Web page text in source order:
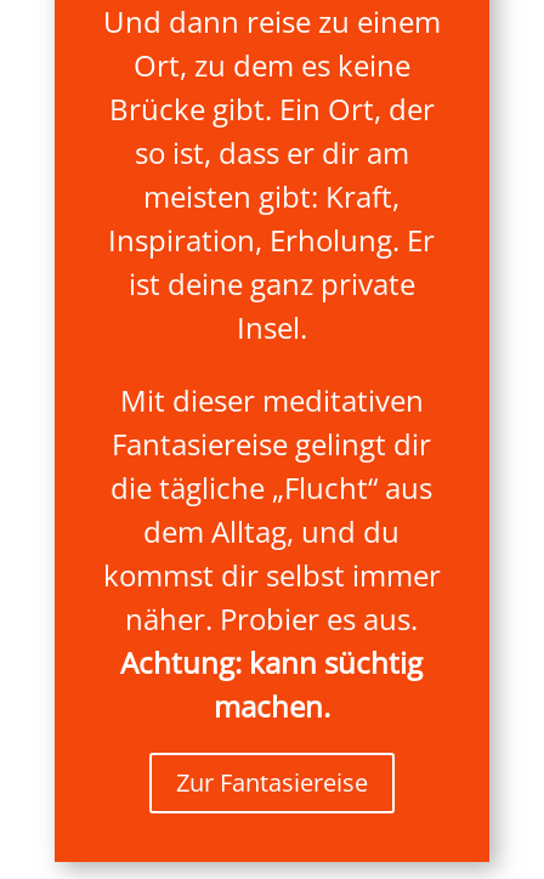
Und dann reise zu einem
Ort, zu dem es keine
Brücke gibt. Ein Ort, der
so ist, dass er dir am
meisten gibt: Kraft,
Inspiration, Erholung. Er
ist deine ganz private
Insel.
Mit dieser meditativen
Fantasiereise gelingt dir
die tägliche „Flucht“ aus
dem Alltag, und du
kommst dir selbst immer
näher. Probier es aus.
Achtung: kann süchtig
machen.
Zur Fantasiereise